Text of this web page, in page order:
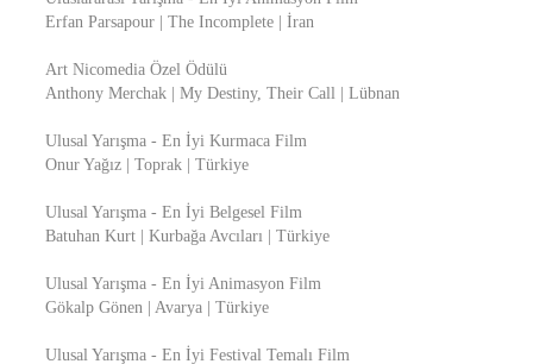
Erfan Parsapour | The Incomplete | İran
Art Nicomedia Özel Ödülü
Anthony Merchak | My Destiny, Their Call | Lübnan
Ulusal Yarışma - En İyi Kurmaca Film
Onur Yağız | Toprak | Türkiye
Ulusal Yarışma - En İyi Belgesel Film
Batuhan Kurt | Kurbağa Avcıları | Türkiye
Ulusal Yarışma - En İyi Animasyon Film
Gökalp Gönen | Avarya | Türkiye
Ulusal Yarışma - En İyi Festival Temalı Film